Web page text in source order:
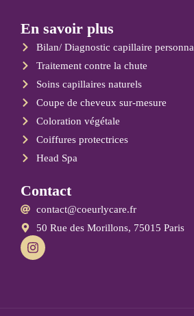
En savoir plus
Bilan/ Diagnostic capillaire
Traitement contre la chute
Soins capillaires naturels
Coupe de cheveux sur-mesure
Coloration végétale
Coiffures protectrices
Head Spa
Contact
contact@coeurlycare.fr
50 Rue des Morillons, 75015 Paris